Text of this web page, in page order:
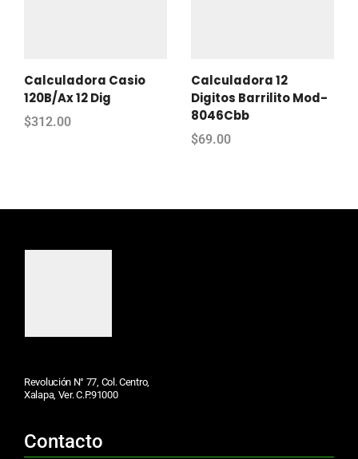
Calculadora Casio
120B/Ax 12 Dig
$312.00
Calculadora 12
Digitos Barrilito Mod-
8046Cbb
$69.00
Revolución N° 77, Col. Centro,
Xalapa, Ver. C.P.91000
Contacto